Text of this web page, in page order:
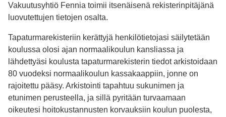
Vakuutusyhtiö Fennia toimii itsenäisenä rekisterinpitäjänä
luovutettujen tietojen osalta.
Tapaturmarekisteriin kerättyjä henkilötietojasi säilytetään
koulussa olosi ajan normaalikoulun kansliassa ja
lähdettyäsi koulusta tapaturmarekisterin tiedot arkistoidaan
80 vuodeksi normaalikoulun kassakaappiin, jonne on
rajoitettu pääsy. Arkistointi tapahtuu sukunimen ja
etunimen perusteella, ja sillä pyritään turvaamaan
oikeutesi hoitokustannusten korvauksiin koulun puolesta,